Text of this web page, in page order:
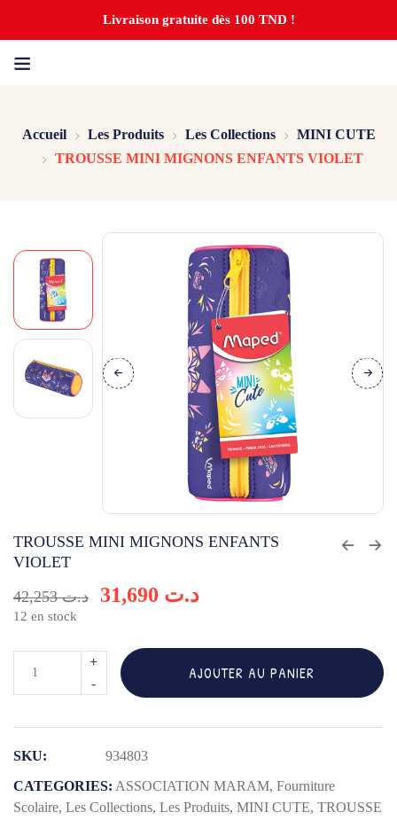
Livraison gratuite dès 100 TND !
Accueil Les Produits Les Collections
MINI CUTE
TROUSSE MINI MIGNONS ENFANTS VIOLET
TROUSSE MINI MIGNONS ENFANTS
VIOLET
د.ت42,253 د.ت
12 en stock
MIGNONS
ENFANTS
VIOLET
AJOUTER AU PANIER
SKU:
934803
CATEGORIES: ASSOCIATION MARAM, Fourniture
Scolaire, Les Collections, Les Produits, MINI CUTE, TROUSSE